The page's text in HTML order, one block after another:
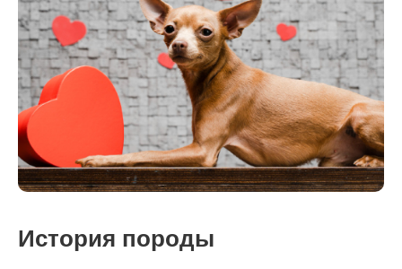
История породы